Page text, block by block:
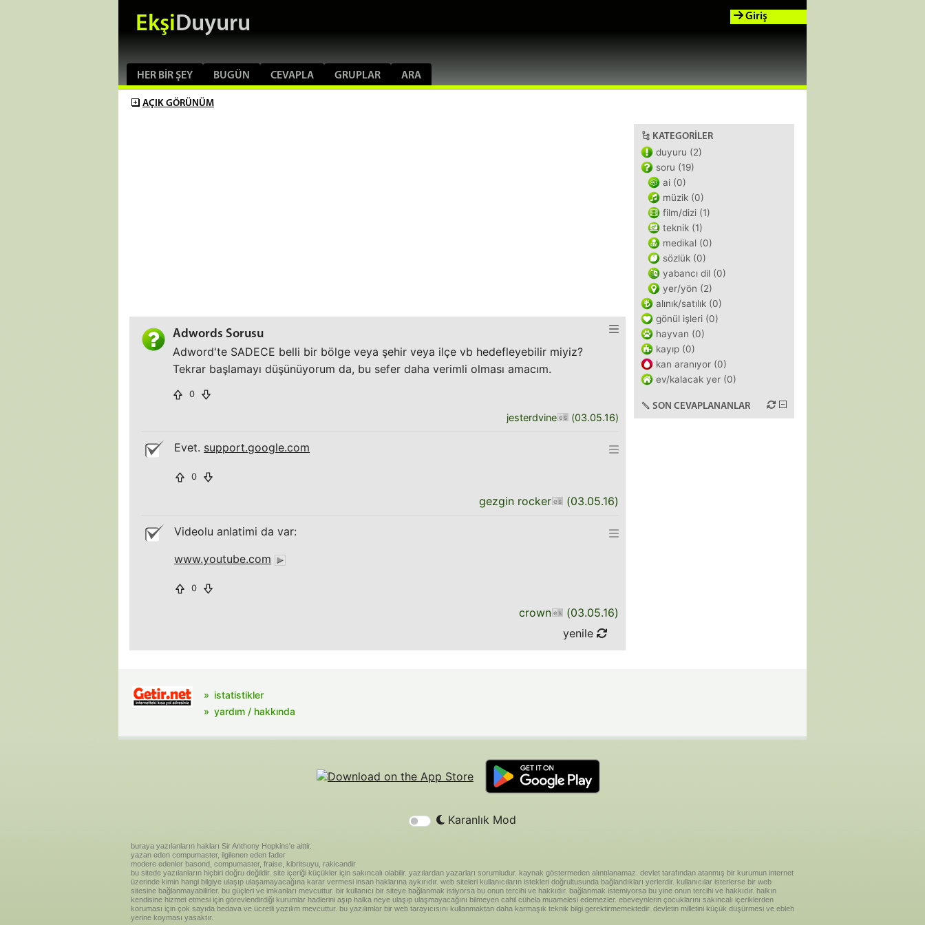
EkşiDuyuru
HER BIR ŞEY BUGÜN CEVAPLA GRUPLAR ARA
Giriş
AÇIK GÖRÜNÜM
Adwords Sorusu
Adword'te SADECE belli bir bölge veya şehir veya ilçe vb hedefleyebilir miyiz?
Tekrar başlamayı düşünüyorum da, bu sefer daha verimli olması amacım.
0
jesterdvine (03.05.16)
Evet. support.google.com
0
gezgin rocker (03.05.16)
Videolu anlatimi da var:
www.youtube.com
0
crown (03.05.16)
yenile
KATEGORILER
duyuru (2)
soru (19)
ai (0)
müzik (0)
film/dizi (1)
teknik (1)
medikal (0)
sözlük (0)
yabancı dil (0)
yer/yön (2)
alınık/satılık (0)
gönül işleri (0)
hayvan (0)
kayıp (0)
kan aranıyor (0)
ev/kalacak yer (0)
SON CEVAPLANANLAR
istatistikler
yardım / hakkında
Karanlık Mod
buraya yazılanların hakları Sir Anthony Hopkins'e aittir.
yazan eden compumaster, ilgilenen eden fader
modere edenler basond, compumaster, fraise, kibritsuyu, rakicandir
bu sitede yazılanların hiçbiri doğru değildir. site içeriği küçükler için sakıncalı olabilir. yazılardan yazarları sorumludur. kaynak göstermeden alıntılanamaz. devlet tarafından atanmış bir kurumun internet
üzerinde kimin hangi bilgiye ulaşıp ulaşamayacağına karar vermesi insan haklarına aykırıdır. web siteleri kullanıcıların istekleri doğrultusunda bağlandıkları yerlerdir. kullanıcılar isterlerse bir web
sitesine bağlanmayabilirler. bu güçleri ve imkanları mevcuttur. bir kullanıcı bir siteye bağlanmak istiyorsa bu onun tercihi ve hakkıdır. bağlanmak istemiyorsa bu yine onun tercihi ve hakkıdır. halkın
kendisine hizmet etmesi için görevlendirdiği kurumlar hadlerini aşıp halka neye ulaşıp ulaşmayacağını bilmeyen cahil cühela muamelesi edemezler. ebeveynlerin çocuklarını sakıncalı içeriklerden
koruması için çok sayıda bedava ve ücretli yazılım mevcuttur. bu yazılımlar bir web tarayıcısını kullanmaktan daha karmaşık teknik bilgi gerektirmemektedir. devletin milletini küçük düşürmesi ve ebleh
yerine koyması yasaktır.